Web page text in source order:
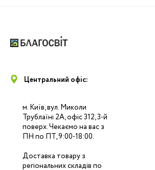
Центральний офіс:
м. Київ, вул. Миколи
Трублаїні 2А, офіс 312, 3-й
поверх. Чекаємо на вас з
ПН по ПТ, 9:00-18:00.
Доставка товару з
регіональних складів по